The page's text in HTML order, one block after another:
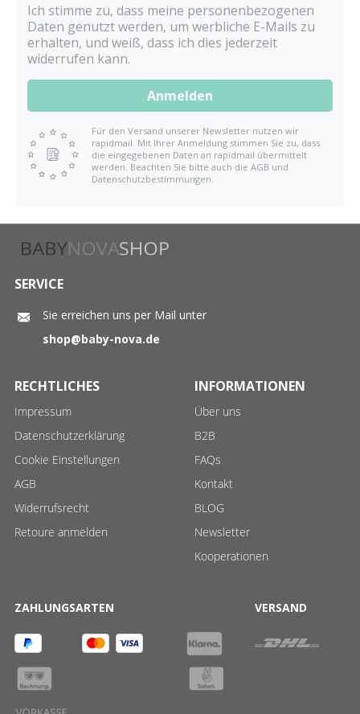
Ich stimme zu, dass meine personenbezogenen
Daten genutzt werden, um werbliche E-Mails zu
erhalten, und weiß, dass ich dies jederzeit
widerrufen kann.
Anmelden
Für den Versand unserer Newsletter nutzen wir
rapidmail. Mit Ihrer Anmeldung stimmen Sie zu, dass
die eingegebenen Daten an rapidmail übermittelt
werden. Beachten Sie bitte auch die AGB und
Datenschutzbestimmungen.
SERVICE
Sie erreichen uns per Mail unter
shop@baby-nova.de
RECHTLICHES
Impressum
Datenschutzerklärung
Cookie Einstellungen
AGB
Widerrufsrecht
Retoure anmelden
INFORMATIONEN
Über uns
B2B
FAQs
Kontakt
BLOG
Newsletter
Kooperationen
ZAHLUNGSARTEN VERSAND